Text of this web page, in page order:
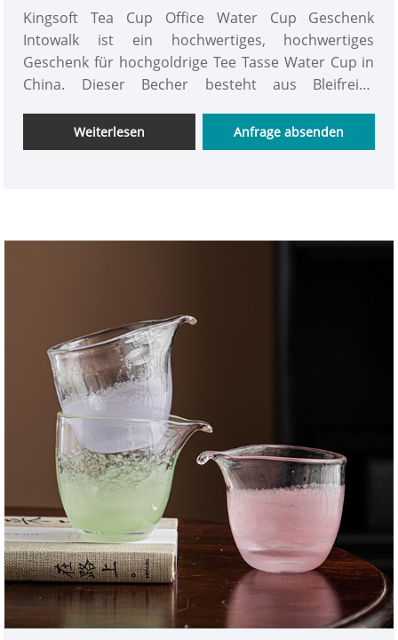
Kingsoft Tea Cup Office Water Cup Geschenk
Intowalk ist ein hochwertiges, hochwertiges
Geschenk für hochgoldrige Tee Tasse Water Cup in
China. Dieser Becher besteht aus Bleifreies
kristallklare und glatte Linien und die Dicke ist
mäßig. Alle Chefs sind herzlich eingeladen, es zu
Weiterlesen Anfrage absenden